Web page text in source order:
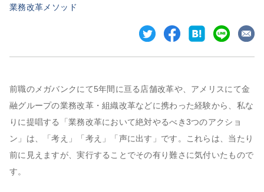
業務改革メソッド
前職のメガバンクにて5年間に亘る店舗改革や、アメリスにて金
融グループの業務改革・組織改革などに携わった経験から、私な
りに提唱する「業務改革において絶対やるべき3つのアクショ
ン」は、「考え」「考え」「声に出す」です。これらは、当たり
前に見えますが、実行することでその有り難さに気付いたもので
す。